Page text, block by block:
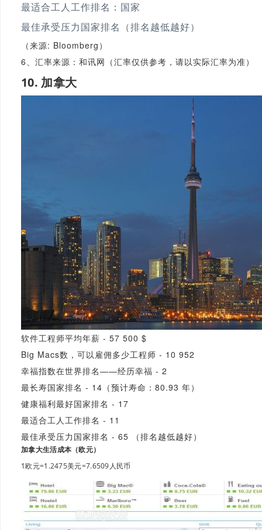
最适合工人工作排名：国家
最佳承受压力国家排名（排名越低越好）
（来源: Bloomberg）
6、汇率来源：和讯网（汇率仅供参考，请以实际汇率为准）
10. 加拿大
软件工程师平均年薪 - 57 500 $
Big Macs数，可以雇佣多少工程师 - 10 952
幸福指数在世界排名——经历幸福 - 2
最长寿国家排名 - 14（预计寿命：80.93 年）
健康福利最好国家排名 - 17
最适合工人工作排名 - 11
最佳承受压力国家排名 - 65 （排名越低越好）
加拿大生活成本（欧元）
1欧元=1.2475美元=7.6509人民币